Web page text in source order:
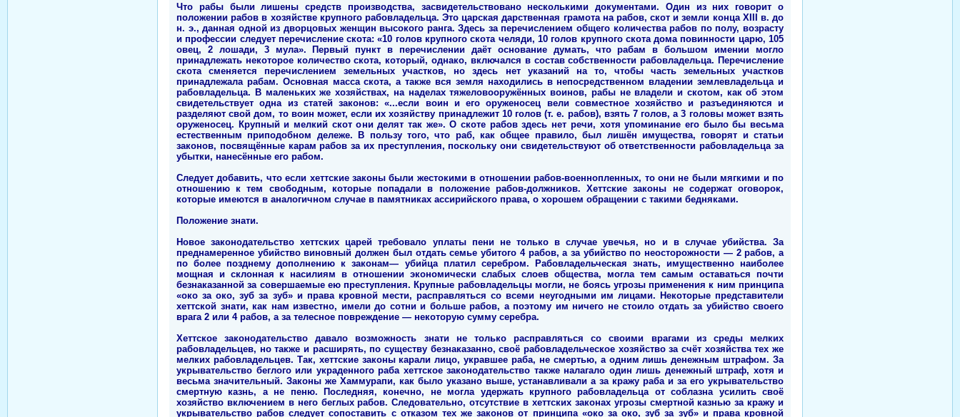
Что рабы были лишены средств производства, засвидетельствовано несколькими документами. Один из них говорит о
положении рабов в хозяйстве крупного рабовладельца. Это царская дарственная грамота на рабов, скот и земли конца XIII в. до
н. э., данная одной из дворцовых женщин высокого ранга. Здесь за перечислением общего количества рабов по полу, возрасту
и профессии следует перечисление скота: «10 голов крупного скота челяди, 10 голов крупного скота дома повинности царю, 105
овец, 2 лошади, 3 мула». Первый пункт в перечислении даёт основание думать, что рабам в большом имении могло
принадлежать некоторое количество скота, который, однако, включался в состав собственности рабовладельца. Перечисление
скота сменяется перечислением земельных участков, но здесь нет указаний на то, чтобы часть земельных участков
принадлежала рабам. Основная масса скота, а также вся земля находились в непосредственном владении землевладельца и
рабовладельца. В маленьких же хозяйствах, на наделах тяжеловооружённых воинов, рабы не владели и скотом, как об этом
свидетельствует одна из статей законов: «...если воин и его оруженосец вели совместное хозяйство и разъединяются и
разделяют свой дом, то воин может, если их хозяйству принадлежит 10 голов (т. е. рабов), взять 7 голов, а 3 головы может взять
оруженосец. Крупный и мелкий скот они делят так же». О скоте рабов здесь нет речи, хотя упоминание его было бы весьма
естественным приподобном дележе. В пользу того, что раб, как общее правило, был лишён имущества, говорят и статьи
законов, посвящённые карам рабов за их преступления, поскольку они свидетельствуют об ответственности рабовладельца за
убытки, нанесённые его рабом.
Следует добавить, что если хеттские законы были жестокими в отношении рабов-военнопленных, то они не были мягкими и по
отношению к тем свободным, которые попадали в положение рабов-должников. Хеттские законы не содержат оговорок,
которые имеются в аналогичном случае в памятниках ассирийского права, о хорошем обращении с такими бедняками.
Положение знати.
Новое законодательство хеттских царей требовало уплаты пени не только в случае увечья, но и в случае убийства. За
преднамеренное убийство виновный должен был отдать семье убитого 4 рабов, а за убийство по неосторожности — 2 рабов, а
по более позднему дополнению к законам— убийца платил серебром. Рабовладельческая знать, имущественно наиболее
мощная и склонная к насилиям в отношении экономически слабых слоев общества, могла тем самым оставаться почти
безнаказанной за совершаемые ею преступления. Крупные рабовладельцы могли, не боясь угрозы применения к ним принципа
«око за око, зуб за зуб» и права кровной мести, расправляться со всеми неугодными им лицами. Некоторые представители
хеттской знати, как нам известно, имели до сотни и больше рабов, а поэтому им ничего не стоило отдать за убийство своего
врага 2 или 4 рабов, а за телесное повреждение — некоторую сумму серебра.
Хеттское законодательство давало возможность знати не только расправляться со своими врагами из среды мелких
рабовладельцев, но также и расширять, по существу безнаказанно, своё рабовладельческое хозяйство за счёт хозяйства тех же
мелких рабовладельцев. Так, хеттские законы карали лицо, укравшее раба, не смертью, а одним лишь денежным штрафом. За
укрывательство беглого или украденного раба хеттское законодательство также налагало один лишь денежный штраф, хотя и
весьма значительный. Законы же Хаммурапи, как было указано выше, устанавливали а за кражу раба и за его укрывательство
смертную казнь, а не пеню. Последняя, конечно, не могла удержать крупного рабовладельца от соблазна усилить своё
хозяйство включением в него беглых рабов. Следовательно, отсутствие в хеттских законах угрозы смертной казнью за кражу и
укрывательство рабов следует сопоставить с отказом тех же законов от принципа «око за око, зуб за зуб» и права кровной